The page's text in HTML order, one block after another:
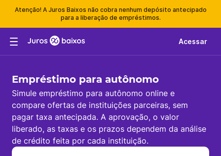
Atenção! A Juros Baixos não cobra nenhum depósito antecipado
para a liberação de empréstimos.
Acessar
Empréstimo para autônomo
Simule empréstimo para autônomo online e
compare ofertas de instituições parceiras, sem
pagar taxa antecipada. A aprovação, o valor
liberado, as taxas e os prazos dependem da análise
de crédito feita por cada instituição.